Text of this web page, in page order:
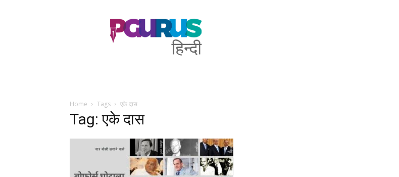
PGurus
Hindi
Home Tags एके दास
Tag: एके दास